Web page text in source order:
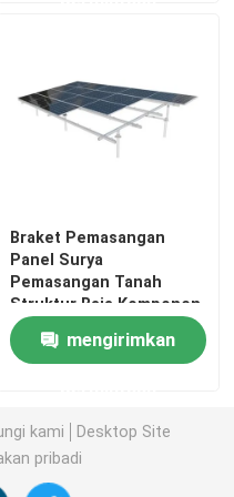
Braket Pemasangan
Panel Surya
Pemasangan Tanah
Struktur Baja Komponen
Aluminium Cocok untuk
Pembangkit Listrik
mengirimkan
kami
Desktop Site
pribadi